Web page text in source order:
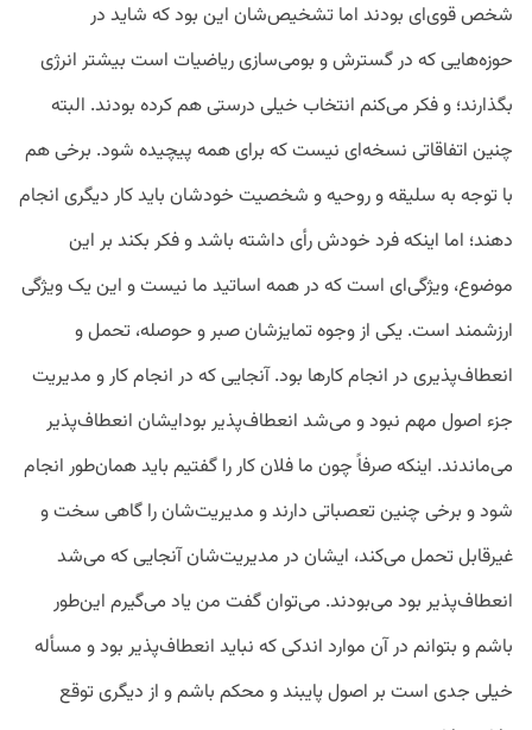
شخص قوی‌ای بودند اما تشخیص‌شان این بود که شاید در
حوزه‌هایی که در گسترش و بومی‌سازی ریاضیات است بیشتر انرژی
بگذارند؛ و فکر می‌کنم انتخاب خیلی درستی هم کرده بودند. البته
چنین اتفاقاتی نسخه‌ای نیست که برای همه پیچیده شود. برخی هم
با توجه به سلیقه و روحیه و شخصیت خودشان باید کار دیگری انجام
دهند؛ اما اینکه فرد خودش رأی داشته باشد و فکر بکند بر این
موضوع، ویژگی‌ای است که در همه اساتید ما نیست و این یک ویژگی
ارزشمند است. یکی از وجوه تمایزشان صبر و حوصله، تحمل و
انعطاف‌پذیری در انجام کار‌ها بود. آنجایی که در انجام کار و مدیریت
جزء اصول مهم نبود و می‌شد انعطاف‌پذیر بود‌ایشان انعطاف‌پذیر
می‌ماندند. اینکه صرفاً چون ما فلان کار را گفتیم باید همان‌طور انجام
شود و برخی چنین تعصباتی دارند و مدیریت‌شان را گاهی سخت و
غیرقابل تحمل می‌کند، ‌ایشان در مدیریت‌شان آنجایی که می‌شد
انعطاف‌پذیر بود می‌بودند. می‌توان گفت من یاد می‌گیرم این‌طور
باشم و بتوانم در آن موارد اندکی که نباید انعطاف‌پذیر بود و مسأله
خیلی جدی است بر اصول پایبند و محکم باشم و از دیگری توقع